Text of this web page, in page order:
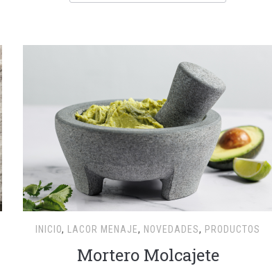
INICIO, LACOR MENAJE, NOVEDADES, PRODUCTOS
Mortero Molcajete